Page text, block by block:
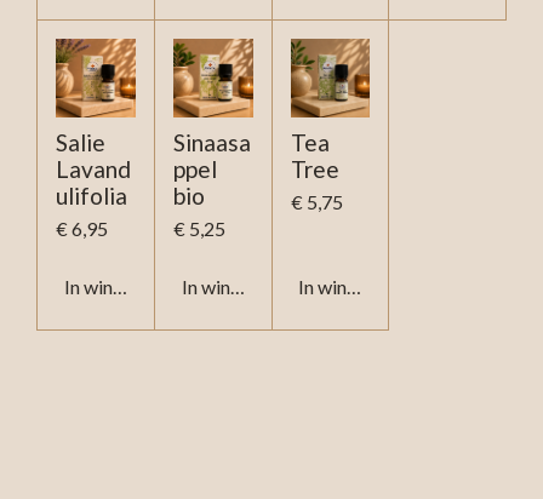
Salie
Lavand
ulifolia
€ 6,95
In winkelwagen
Sinaasa
ppel
bio
€ 5,25
In winkelwagen
Tea
Tree
€ 5,75
In winkelwagen